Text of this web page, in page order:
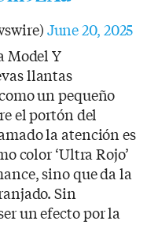
June 20, 2025
Model Y
llantas
un pequeño
el portón del
la atención es
color ‘Ultra Rojo’
sino que da la
Sin
un efecto por la